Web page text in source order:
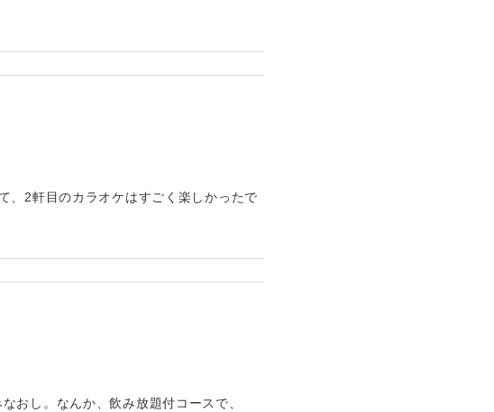
、2軒目のカラオケはすごく楽しかったで
おし。なんか、飲み放題付コースで、